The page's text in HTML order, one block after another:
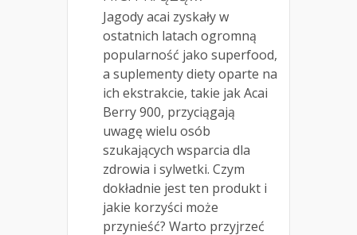
Jagody acai zyskały w
ostatnich latach ogromną
popularność jako superfood,
a suplementy diety oparte na
ich ekstrakcie, takie jak Acai
Berry 900, przyciągają
uwagę wielu osób
szukających wsparcia dla
zdrowia i sylwetki. Czym
dokładnie jest ten produkt i
jakie korzyści może
przynieść? Warto przyjrzeć